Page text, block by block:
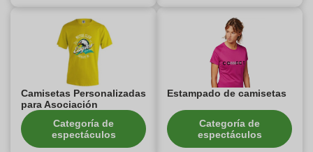
Camisetas Personalizadas
para Asociación
Categoría de
espectáculos
Estampado de camisetas
Categoría de
espectáculos